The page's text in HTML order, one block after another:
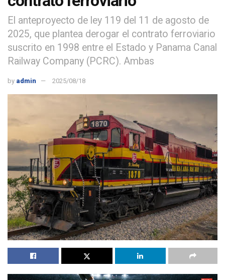
El anteproyecto de ley 119 del 11 de agosto de
2025, que plantea derogar el contrato ferroviario
suscrito en 1998 entre el Estado y Panama Canal
Railway Company (PCRC). Ambas
by admin 2025/08/18